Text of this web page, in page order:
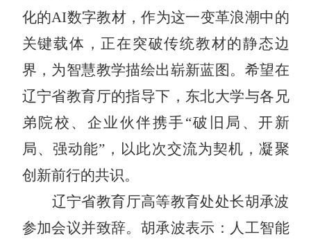
化的AI数字教材，作为这一变革浪潮中的
关键载体，正在突破传统教材的静态边
界，为智慧教学描绘出崭新蓝图。希望在
辽宁省教育厅的指导下， 东北大学与各兄
弟院校、企业伙伴携手“破旧局、开新
局、强动能”，以此次交流为契机，凝聚
创新前行的共识。
辽宁省教育厅高等教育处处长胡承波
参加会议并致辞。胡承波表示：人工智能